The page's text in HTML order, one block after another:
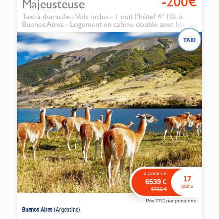
Majeusteuse
Taxi à domicile - Vols inclus - 1 nuit l’hôtel 4* NL à
Buenos Aires - Logement en cabine double avec balcon
vue mer - Transferts - Pension complète à bord -
Accompagnateur francophone
à partir de
6539€
6739€
17
jours
Prix TTC par personne
Buenos Aires(Argentine)